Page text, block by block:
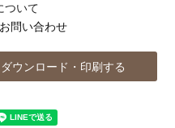
ついて
問い合わせ
ウンロード・印刷する